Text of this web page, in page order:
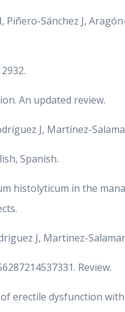
, Piñero-Sánchez J,
An updated review.
J, Martínez-
Spanish.
histolyticum in the
J, Martinez-
Review.
erectile dysfunction